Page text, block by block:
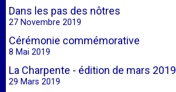
Dans les pas des nôtres
27 Novembre 2019
Cérémonie commémorative
8 Mai 2019
La Charpente - édition de mars 2019
29 Mars 2019